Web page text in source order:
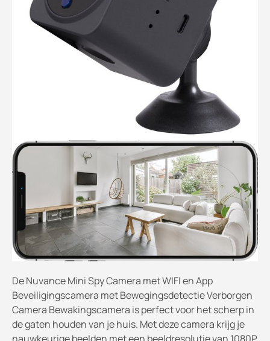
De Nuvance Mini Spy Camera met WIFI en App
Beveiligingscamera met Bewegingsdetectie Verborgen
Camera Bewakingscamera is perfect voor het scherp in
de gaten houden van je huis. Met deze camera krijg je
nauwkeurige beelden met een beeldresolutie van 1080P